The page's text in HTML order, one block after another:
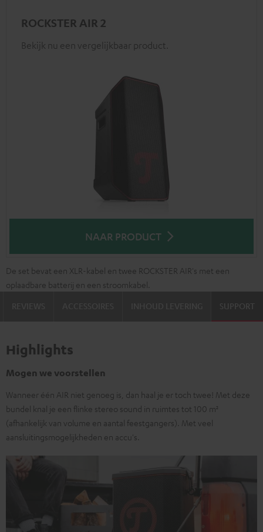
ROCKSTER AIR 2
Bekijk nu een vergelijkbaar product.
NAAR PRODUCT
De set bevat een XLR-kabel en twee ROCKSTER AIR's met een
oplaadbare batterij en een stroomkabel.
SUPPORT
Highlights
Mogen we voorstellen
Wanneer één AIR niet genoeg is, dan haal je er toch twee! Met deze
bundel knal je een flinke stereo sound in ruimtes tot 100 m²
(afhankelijk van volume en aantal feestgangers). Met veel
aansluitingsmogelijkheden en accu's.